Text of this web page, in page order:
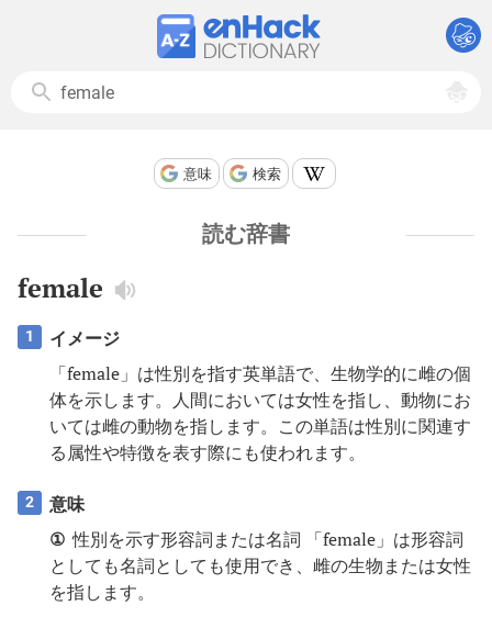
意味 検索
読む辞書
female
1
イメージ
「female」は性別を指す英単語で、生物学的に雌の個
体を示します。人間においては女性を指し、動物にお
いては雌の動物を指します。この単語は性別に関連す
る属性や特徴を表す際にも使われます。
2
意味
① 性別を示す形容詞または名詞 「female」は形容詞
としても名詞としても使用でき、雌の生物または女性
を指します。